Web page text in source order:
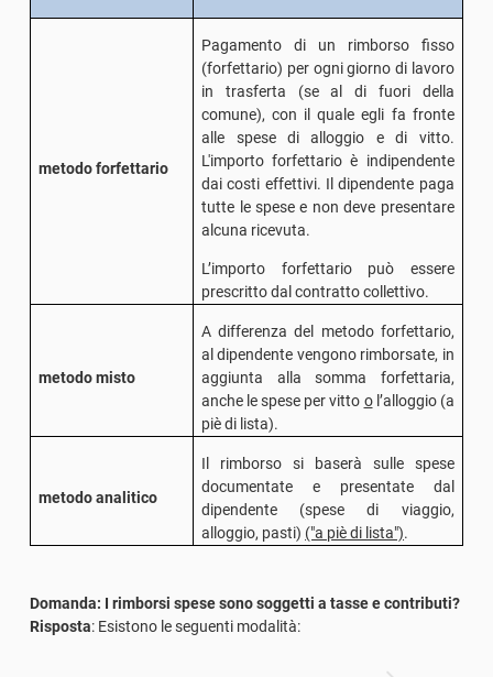
metodo forfettario
Pagamento di un rimborso fisso
(forfettario) per ogni giorno di lavoro
in trasferta (se al di fuori della
comune), con il quale egli fa fronte
alle spese di alloggio e di vitto.
L'importo forfettario è indipendente
dai costi effettivi. Il dipendente paga
tutte le spese e non deve presentare
alcuna ricevuta.
L’importo forfettario può essere
prescritto dal contratto collettivo.
metodo misto
A differenza del metodo forfettario,
al dipendente vengono rimborsate, in
aggiunta alla somma forfettaria,
anche le spese per vitto ol’alloggio (a
piè di lista).
metodo analitico
Il rimborso si baserà sulle spese
documentate e presentate dal
dipendente (spese di viaggio,
alloggio, pasti) ("a piè di lista").
Domanda: I rimborsi spese sono soggetti a tasse e contributi?
Risposta: Esistono le seguenti modalità: